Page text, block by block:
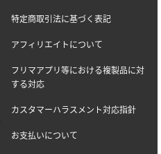
特定商取引法に基づく表記
アフィリエイトについて
フリマアプリ等における複製品に対
する対応
カスタマーハラスメント対応指針
お支払いについて